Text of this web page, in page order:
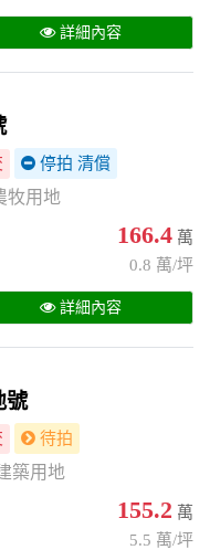
詳細內容
停拍 清償
牧用地
166.4 萬
0.8 萬/坪
詳細內容
號
待拍
築用地
155.2 萬
5.5 萬/坪